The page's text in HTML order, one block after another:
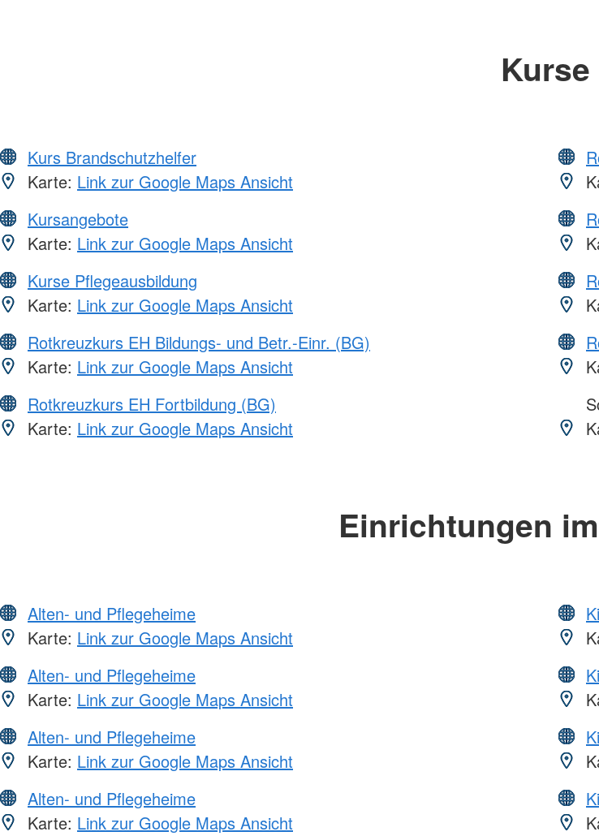
Kurse
Kurs Brandschutzhelfer
Karte: Link zur Google Maps Ansicht
Kursangebote
Karte: Link zur Google Maps Ansicht
Kurse Pflegeausbildung
Karte: Link zur Google Maps Ansicht
Rotkreuzkurs EH Bildungs- und Betr.-Einr. (BG)
Karte: Link zur Google Maps Ansicht
Rotkreuzkurs EH Fortbildung (BG)
Karte: Link zur Google Maps Ansicht
Einrichtungen
Alten- und Pflegeheime
Karte: Link zur Google Maps Ansicht
Alten- und Pflegeheime
Karte: Link zur Google Maps Ansicht
Alten- und Pflegeheime
Karte: Link zur Google Maps Ansicht
Alten- und Pflegeheime
Karte: Link zur Google Maps Ansicht